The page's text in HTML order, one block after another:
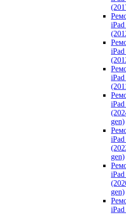
iPad
iPad
iPad
gen)
gen)
gen)